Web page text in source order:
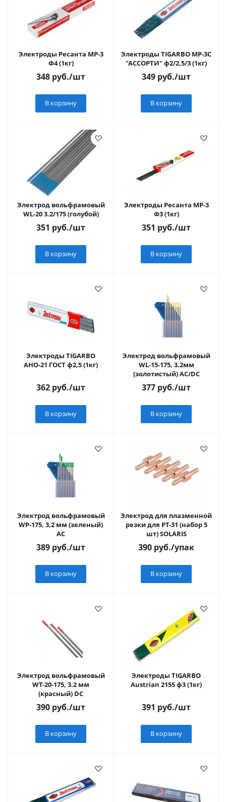
Электроды Ресанта МР-3
Ф4 (1кг)
348 руб./шт
В корзину
Электроды TIGARBO МР-3С
"АССОРТИ" ф2/2,5/3 (1кг)
349 руб./шт
В корзину
Электрод вольфрамовый
WL-20 3.2/175 (голубой)
351 руб./шт
В корзину
Электроды Ресанта МР-3
Ф3 (1кг)
351 руб./шт
В корзину
Электроды TIGARBO
АНО-21 ГОСТ ф2,5 (1кг)
362 руб./шт
В корзину
Электрод вольфрамовый
WL-15-175, 3.2мм
(золотистый) AC/DC
377 руб./шт
В корзину
Электрод вольфрамовый
WP-175, 3,2 мм (зеленый)
AC
389 руб./шт
В корзину
Электрод для плазменной
резки для PT-31 (набор 5
шт) SOLARIS
390 руб./упак
В корзину
Электрод вольфрамовый
WT-20-175, 3.2 мм
(красный) DC
390 руб./шт
В корзину
Электроды TIGARBO
Austrian 2155 ф3 (1кг)
391 руб./шт
В корзину